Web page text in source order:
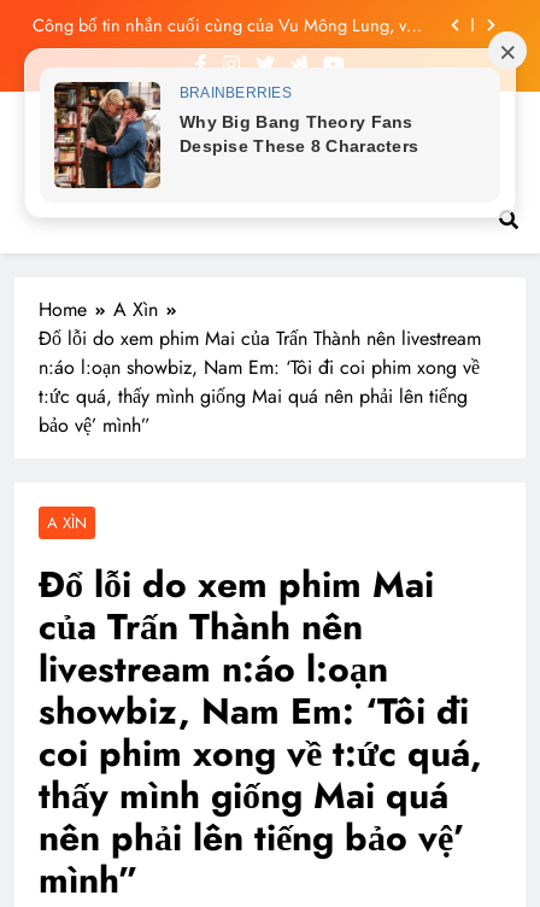
content
Vu Mông Lung báo cáo khám nghiệm bị “rò rỉ” dư
luận sục sôi và đặt nhiều câu hỏi
Vu Mông Lung mất ngày ‘Huyết Nguyệt’, nghi Uông
Du Cầm ‘hại’, bằng chứng bị lộ!
Vu Mông Lung từng ra tín hiệu cầu cứu trên
livestream, mẹ đến công ty quậy?
Công bố tin nhắn cuối cùng của Vu Mông Lung, vừa
Tin tức nóng hổi
Home
A Xìn
Đổ lỗi do xem phim Mai của Trấn Thành nên livestream
n:áo l:oạn showbiz, Nam Em: ‘Tôi đi coi phim xong về
t:ức quá, thấy mình giống Mai quá nên phải lên tiếng
bảo vệ’ mình”
A XÌN
Đổ lỗi do xem phim Mai
của Trấn Thành nên
livestream n:áo l:oạn
showbiz, Nam Em: ‘Tôi đi
coi phim xong về t:ức quá,
thấy mình giống Mai quá
nên phải lên tiếng bảo vệ’
mình”